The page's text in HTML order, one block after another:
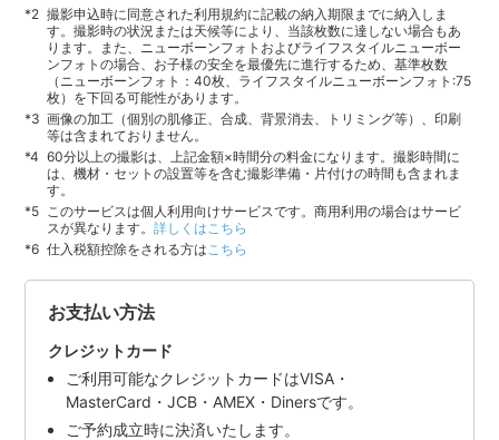
撮影申込時に同意された利用規約に記載の納入期限までに納入しま
す。撮影時の状況または天候等により、当該枚数に達しない場合もあ
ります。また、ニューボーンフォトおよびライフスタイルニューボー
ンフォトの場合、お子様の安全を最優先に進行するため、基準枚数
（ニューボーンフォト：40枚、ライフスタイルニューボーンフォト:75
枚）を下回る可能性があります。
画像の加工（個別の肌修正、合成、背景消去、トリミング等）、印刷
等は含まれておりません。
60分以上の撮影は、上記金額×時間分の料金になります。撮影時間に
は、機材・セットの設置等を含む撮影準備・片付けの時間も含まれま
す。
このサービスは個人利用向けサービスです。商用利用の場合はサービ
スが異なります。詳しくはこちら
仕入税額控除をされる方は こちら
お支払い方法
クレジットカード
ご利用可能なクレジットカードはVISA・
MasterCard・JCB・AMEX・Dinersです。
ご予約成立時に決済いたします。